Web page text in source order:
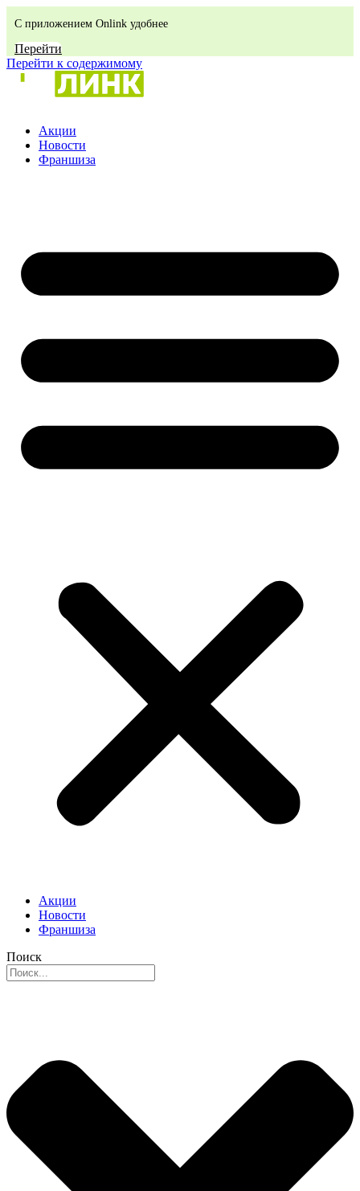
С приложением Onlink удобнее
Перейти
Перейти к содержимому
Акции
Новости
Франшиза
Акции
Новости
Франшиза
Поиск